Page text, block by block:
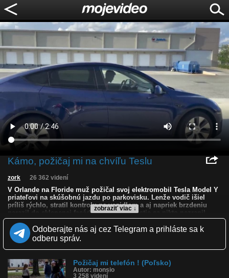
Kámo, požičaj mi na chvíľu Teslu
zobraziť viac ↓
zork 26 362 videní
V Orlande na Floride muž požičal svoj elektromobil Tesla Model Y
priateľovi na skúšobnú jazdu po parkovisku. Lenže vodič išiel
príliš rýchlo, stratil kontrolu na vozidlom a aj napriek brzdeniu
narazil do sklenenej fasády skladu. Našťastie sa nikto nezranil.
Kvalita: NQ
LQ
Zverejnené: 6.9.2021 18:25
Obľúbené: 8
Komentárov: 95
Odoberajte nás aj cez Telegram a prihláste sa k
odberu správ.
Požičaj mi telefón ! (Poľsko)
Autor: monsio
3 258 videní